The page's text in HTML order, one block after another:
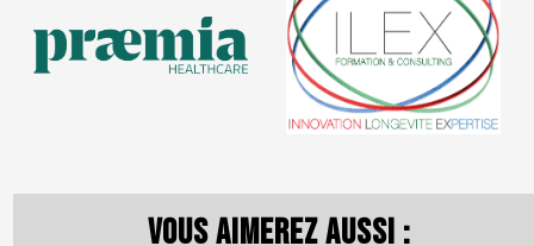
Vous aimerez aussi :